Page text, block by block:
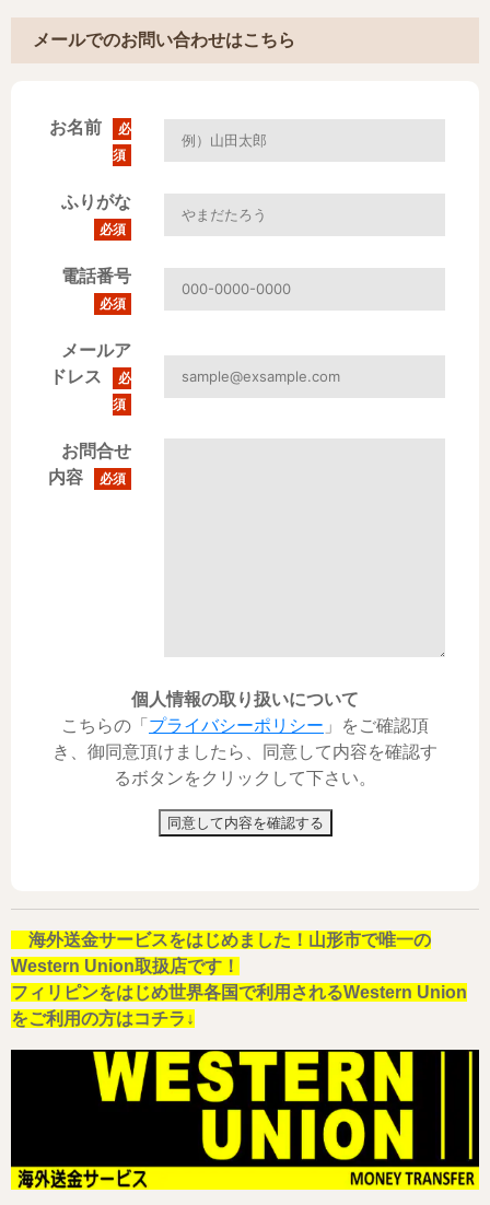
メールでのお問い合わせはこちら
お名前
必
須
ふりがな
必須
電話番号
必須
メールア
ドレス
必
須
お問合せ
内容
必須
個人情報の取り扱いについて
こちらの「 プライバシーポリシー 」をご確認頂
き、御同意頂けましたら、同意して内容を確認す
るボタンをクリックして下さい。
同意して内容を確認する
海外送金サービスをはじめました！山形市で唯一の
Western Union取扱店です！
フィリピンをはじめ世界各国で利用されるWestern Union
をご利用の方はコチラ↓